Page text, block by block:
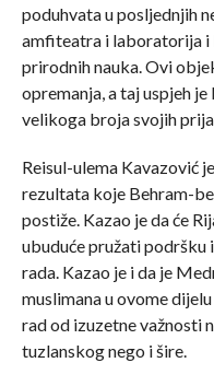
poduhvata u posljednjih
amfiteatra i laboratorija i
prirodnih nauka. Ovi
opremanja, a taj uspjeh
velikoga broja svojih
Reisul-ulema Kavazović
rezultata koje Behram-
postiže. Kazao je da će
ubuduće pružati podršku
rada. Kazao je i da je
muslimana u ovome
rad od izuzetne važnosti
tuzlanskog nego i šire.